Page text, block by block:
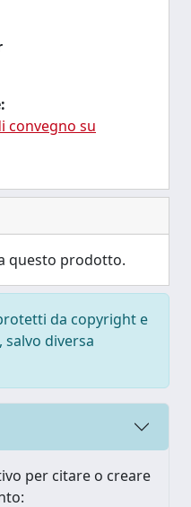
convegno su
questo prodotto.
da copyright e
diversa
per citare o creare